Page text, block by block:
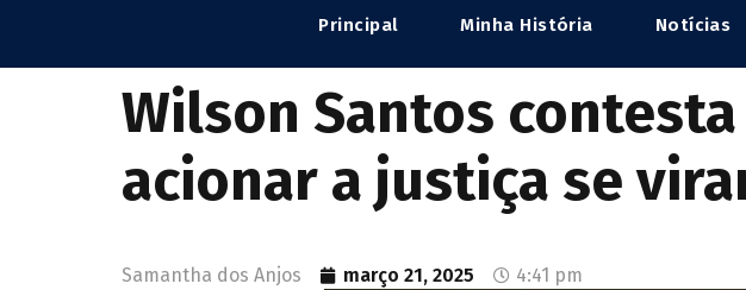
Principal Minha História Notícias
Wilson Santos
acionar a justiça se
Samantha dos Anjos março 21, 2025 4:41 pm